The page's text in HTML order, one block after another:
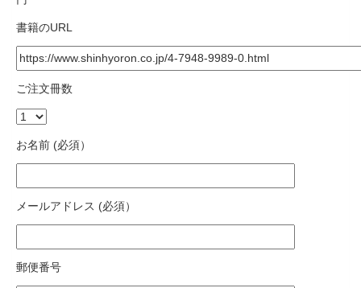
書籍のURL
ご注文冊数
お名前 (必須）
メールアドレス (必須）
郵便番号